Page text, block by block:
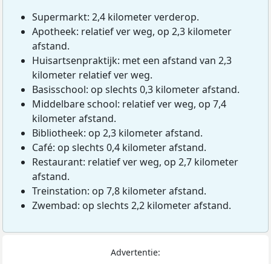
Supermarkt: 2,4 kilometer verderop.
Apotheek: relatief ver weg, op 2,3 kilometer
afstand.
Huisartsenpraktijk: met een afstand van 2,3
kilometer relatief ver weg.
Basisschool: op slechts 0,3 kilometer afstand.
Middelbare school: relatief ver weg, op 7,4
kilometer afstand.
Bibliotheek: op 2,3 kilometer afstand.
Café: op slechts 0,4 kilometer afstand.
Restaurant: relatief ver weg, op 2,7 kilometer
afstand.
Treinstation: op 7,8 kilometer afstand.
Zwembad: op slechts 2,2 kilometer afstand.
Advertentie: